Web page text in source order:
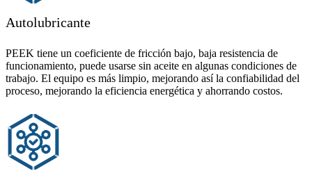
Autolubricante
PEEK tiene un coeficiente de fricción bajo, baja resistencia de
funcionamiento, puede usarse sin aceite en algunas condiciones de
trabajo. El equipo es más limpio, mejorando así la confiabilidad del
proceso, mejorando la eficiencia energética y ahorrando costos.